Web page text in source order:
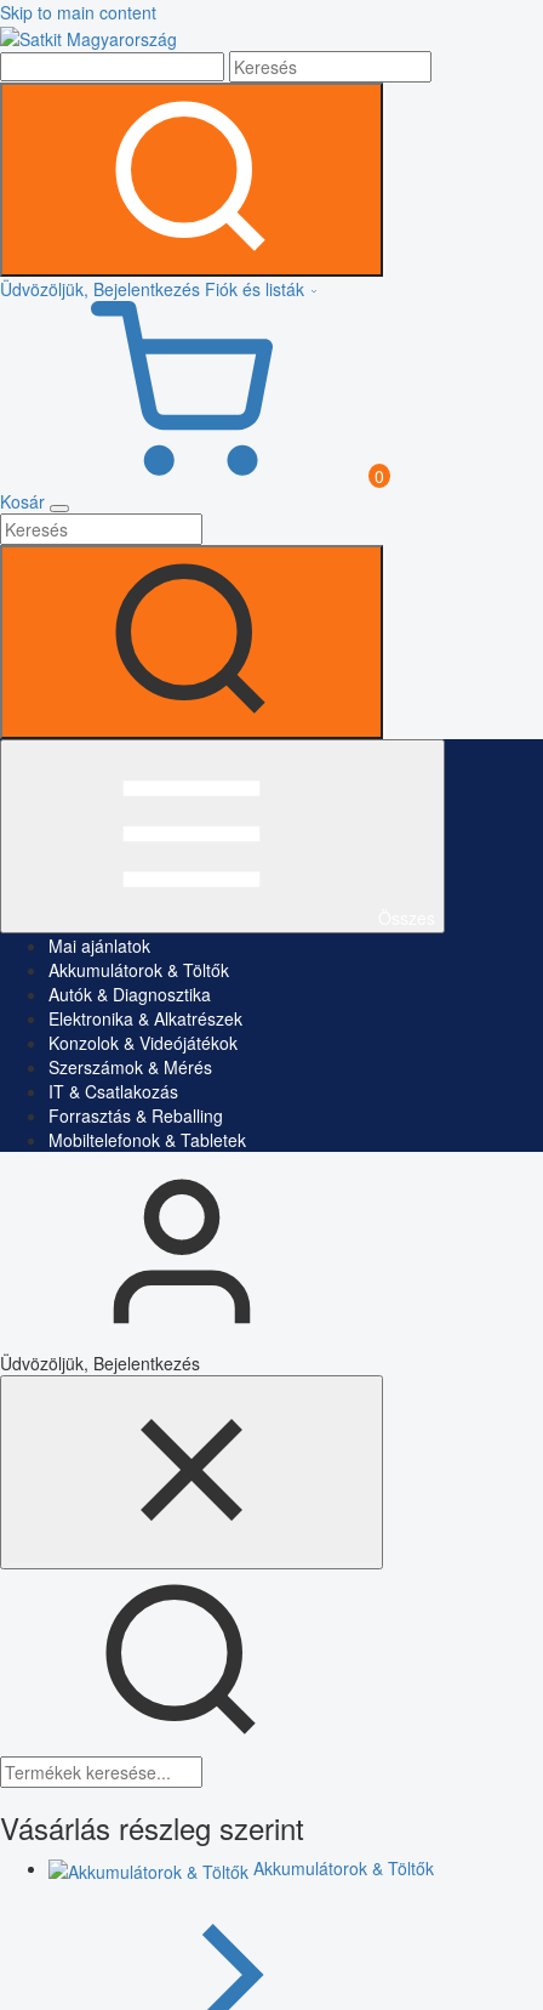
Skip to main content
Üdvözöljük, Bejelentkezés Fiók és listák
0
Kosár
Mai ajánlatok
Akkumulátorok & Töltők
Autók & Diagnosztika
Elektronika & Alkatrészek
Konzolok & Videójátékok
Szerszámok & Mérés
IT & Csatlakozás
Forrasztás & Reballing
Mobiltelefonok & Tabletek
Üdvözöljük, Bejelentkezés
Vásárlás részleg szerint
Akkumulátorok & Töltők